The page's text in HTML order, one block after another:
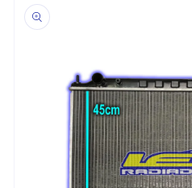
a la
información